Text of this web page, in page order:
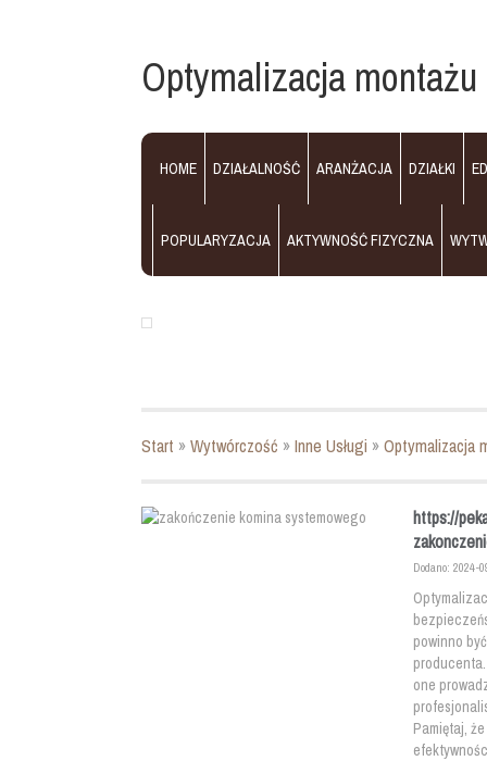
Optymalizacja
HOME DZIAŁALNOŚĆ ARANŻACJA DZIAŁKI
POPULARYZACJA AKTYWNOŚĆ FIZYCZNA
Start »Wytwórczość »Inne Usługi »Optymalizacja
https://
Dodano: 2024-
powinno
one
Pamiętaj,